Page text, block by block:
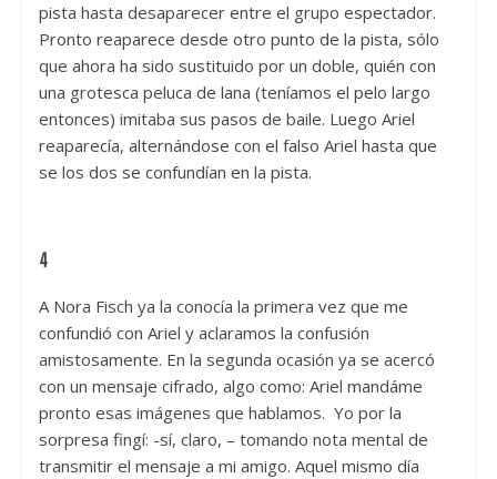
pista hasta desaparecer entre el grupo espectador.
Pronto reaparece desde otro punto de la pista, sólo
que ahora ha sido sustituido por un doble, quién con
una grotesca peluca de lana (teníamos el pelo largo
entonces) imitaba sus pasos de baile. Luego Ariel
reaparecía, alternándose con el falso Ariel hasta que
se los dos se confundían en la pista.
4
A Nora Fisch ya la conocía la primera vez que me
confundió con Ariel y aclaramos la confusión
amistosamente. En la segunda ocasión ya se acercó
con un mensaje cifrado, algo como: Ariel mandáme
pronto esas imágenes que hablamos. Yo por la
sorpresa fingí: -sí, claro, – tomando nota mental de
transmitir el mensaje a mi amigo. Aquel mismo día